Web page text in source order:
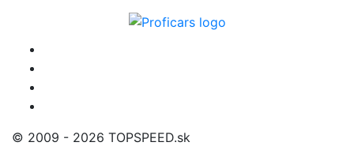
© 2009 - 2026 TOPSPEED.sk